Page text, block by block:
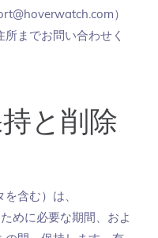
）
までお問い合わせく
と削除
含む）は、
めに必要な期間、およ